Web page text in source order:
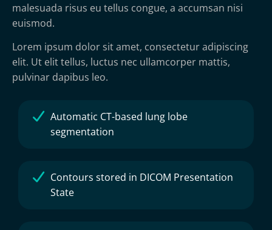
malesuada risus eu tellus congue, a accumsan nisi
euismod.
Lorem ipsum dolor sit amet, consectetur adipiscing
elit. Ut elit tellus, luctus nec ullamcorper mattis,
pulvinar dapibus leo.
Automatic CT-based lung lobe
segmentation
Contours stored in DICOM Presentation
State